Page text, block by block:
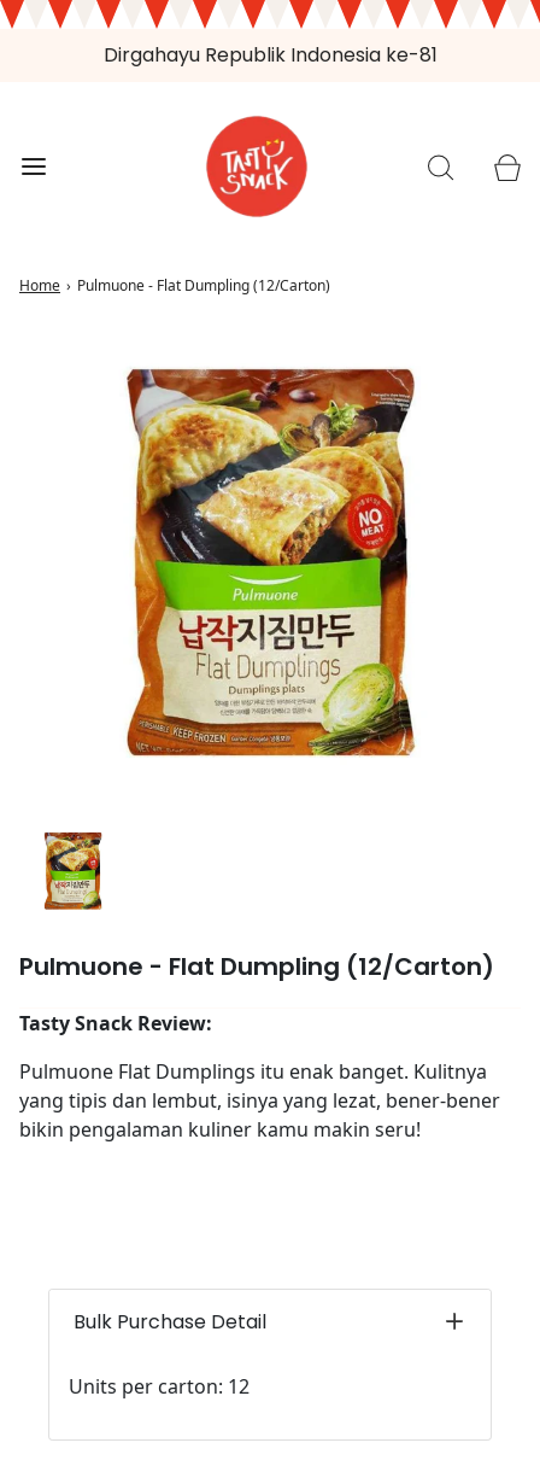
Dirgahayu Republik Indonesia ke-81
Home › Pulmuone - Flat Dumpling (12/Carton)
Pulmuone - Flat Dumpling (12/Carton)
Tasty Snack Review:
Pulmuone Flat Dumplings itu enak banget. Kulitnya
yang tipis dan lembut, isinya yang lezat, bener-bener
bikin pengalaman kuliner kamu makin seru!
Bulk Purchase Detail
Units per carton: 12